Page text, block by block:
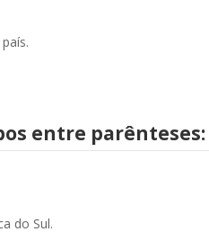
entre parênteses:
do Sul.